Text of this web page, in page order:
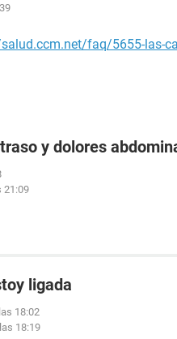
faq/5655-las-
y dolores
21:09
ligada
18:02
18:19